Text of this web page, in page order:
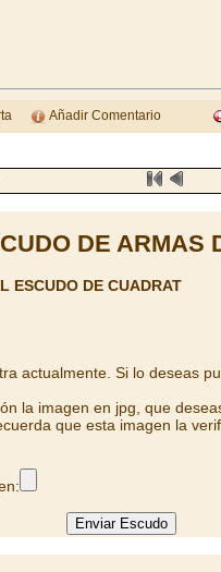
Añadir Comentario
DE ARMAS
ESCUDO DE CUADRAT
actualmente. Si lo deseas
la imagen en jpg, que
que esta imagen la